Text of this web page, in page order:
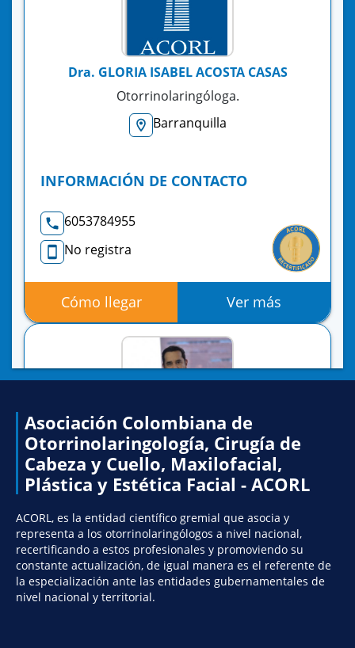
Dra. GLORIA ISABEL ACOSTA CASAS
Otorrinolaringóloga.
Barranquilla
INFORMACIÓN DE CONTACTO
6053784955
No registra
Cómo llegar Ver más
Dr. JULIO CESAR ACOSTA SUAREZ
Otorrinolaringólogo.
Bogotá
INFORMACIÓN DE CONTACTO
Asociación Colombiana de
Otorrinolaringología, Cirugía de
Cabeza y Cuello, Maxilofacial,
Plástica y Estética Facial - ACORL
ACORL, es la entidad científico gremial que asocia y
representa a los otorrinolaringólogos a nivel nacional,
recertificando a estos profesionales y promoviendo su
constante actualización, de igual manera es el referente de
la especialización ante las entidades gubernamentales de
nivel nacional y territorial.